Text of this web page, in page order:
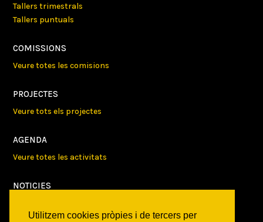
Utilitzem cookies pròpies i de tercers per
Tallers trimestrals
Tallers puntuals
COMISSIONS
Veure totes les comisions
PROJECTES
Veure tots els projectes
AGENDA
Veure totes les activitats
NOTICIES
Comunicats